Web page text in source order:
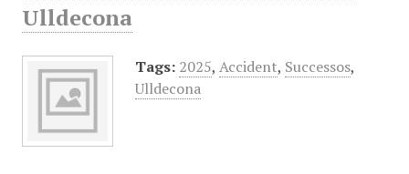
Ulldecona
Tags: 2025, Accident, Successos,
Ulldecona